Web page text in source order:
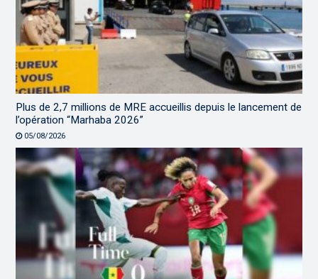
Plus de 2,7 millions de MRE accueillis depuis le lancement de
l’opération “Marhaba 2026”
05/08/2026